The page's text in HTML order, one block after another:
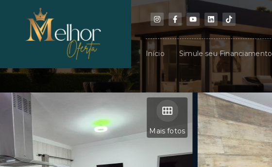
Início Simule seu Financiamento
Mais fotos